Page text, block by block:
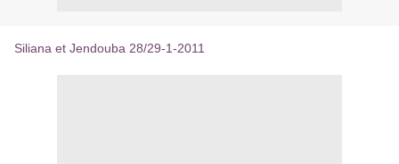
Siliana et Jendouba 28/29-1-2011